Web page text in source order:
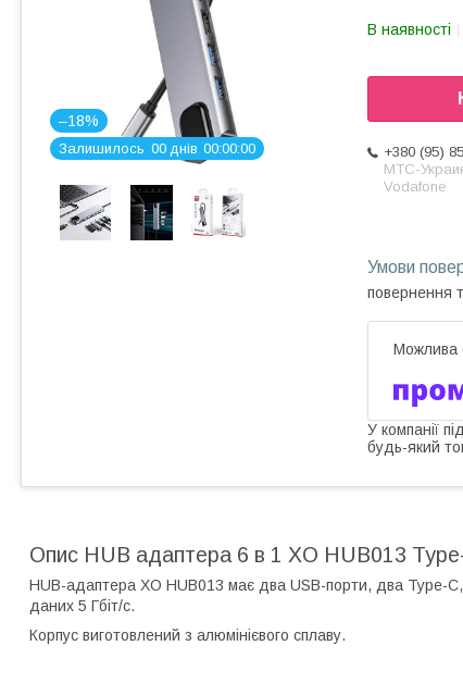
–18%
Залишилось 00 днів 00 00 00
В наявності
+380 (95)
МТС-
Vodafone
повернення
У компанії
будь-який
Опис HUB адаптера 6 в 1 XO HUB013 Type-
HUB-адаптера XO HUB013 має два USB-порти, два Type-
даних 5 Гбіт/с.
Корпус виготовлений з алюмінієвого сплаву.